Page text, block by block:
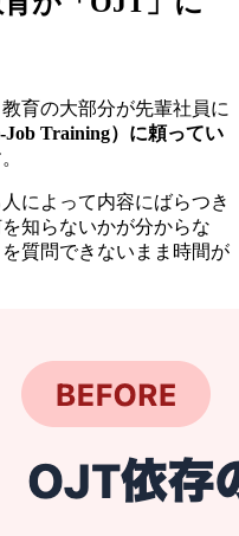
育の大部分が先輩社員に
Training）に頼ってい
によって内容にばらつき
知らないかが分からな
質問できないまま時間が